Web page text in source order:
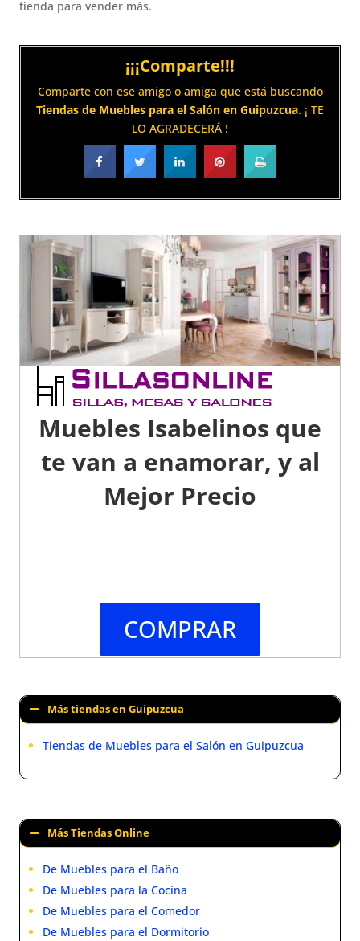
tienda para vender más.
¡¡¡Comparte!!!
Comparte con ese amigo o amiga que está buscando
Tiendas de Muebles para el Salón en Guipuzcua. ¡ TE
LO AGRADECERÁ !
Muebles Isabelinos que
te van a enamorar, y al
Mejor Precio
COMPRAR
Más tiendas en Guipuzcua
Tiendas de Muebles para el Salón en Guipuzcua
Más Tiendas Online
De Muebles para el Baño
De Muebles para la Cocina
De Muebles para el Comedor
De Muebles para el Dormitorio